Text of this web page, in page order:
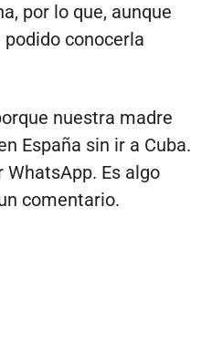
por lo que, aunque
conocerla
nuestra madre
España sin ir a Cuba.
Es algo
comentario.